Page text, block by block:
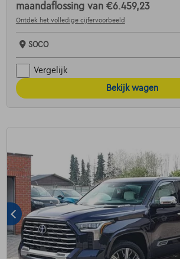
maandaflossing van €6.459,23
Ontdek het volledige cijfervoorbeeld
SOCO
Vergelijk
Bekijk wagen